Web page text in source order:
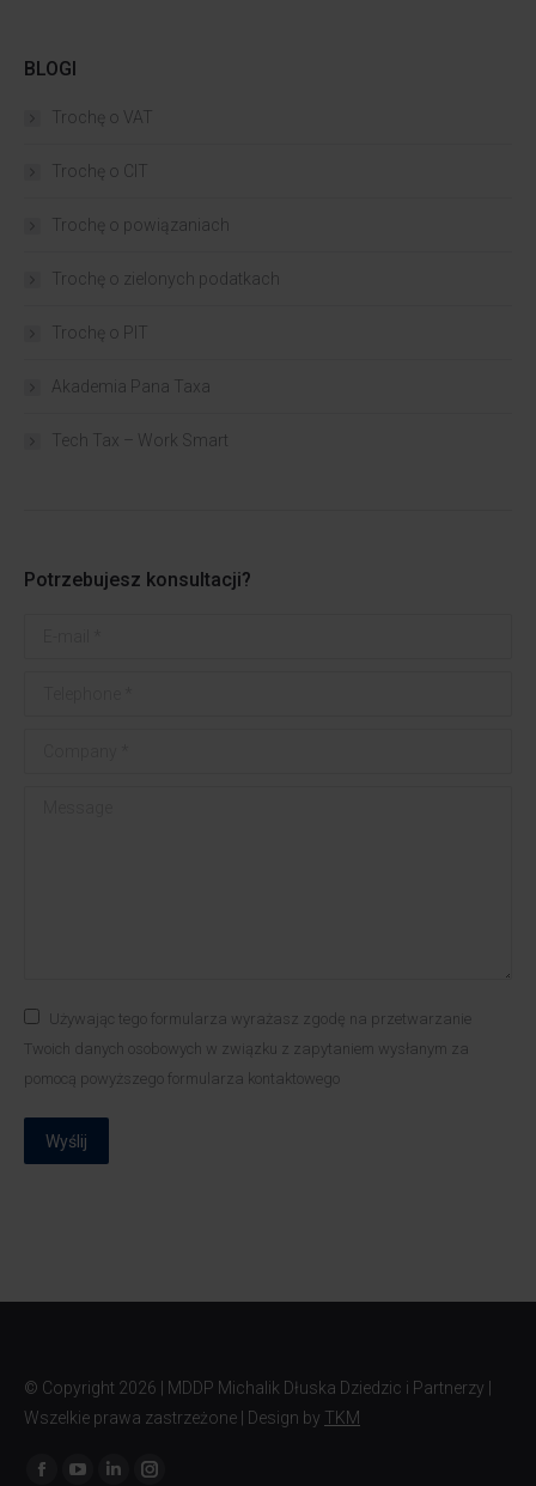
BLOGI
Trochę o VAT
Trochę o CIT
Trochę o powiązaniach​
Trochę o zielonych podatkach
Trochę o PIT
Akademia Pana Taxa
Tech Tax – Work Smart
Potrzebujesz konsultacji?
Używając tego formularza wyrażasz zgodę na przetwarzanie
Twoich danych osobowych w związku z zapytaniem wysłanym za
pomocą powyższego formularza kontaktowego
Wyślij
© Copyright 2026 | MDDP Michalik Dłuska Dziedzic i Partnerzy |
Wszelkie prawa zastrzeżone | Design by TKM
Znajdź nas na: